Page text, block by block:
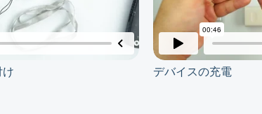
け デバイスの充電